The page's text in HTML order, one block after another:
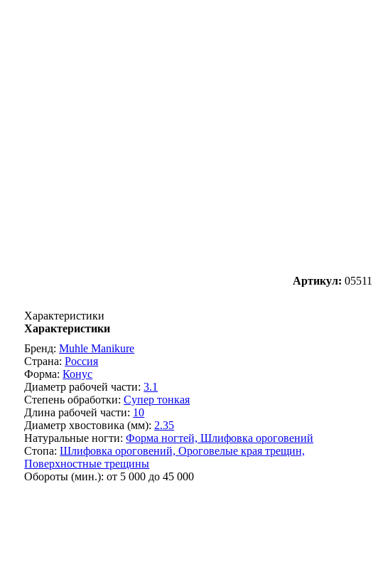
Артикул: 05511
Характеристики
Характеристики
Бренд: Muhle Manikure
Страна: Россия
Форма: Конус
Диаметр рабочей части: 3.1
Степень обработки: Супер тонкая
Длина рабочей части: 10
Диаметр хвостовика (мм): 2.35
Натуральные ногти: Форма ногтей,Шлифовка ороговений
Стопа: Шлифовка ороговений,Ороговелые края трещин,
Поверхностные трещины
Обороты (мин.): от 5 000 до 45 000